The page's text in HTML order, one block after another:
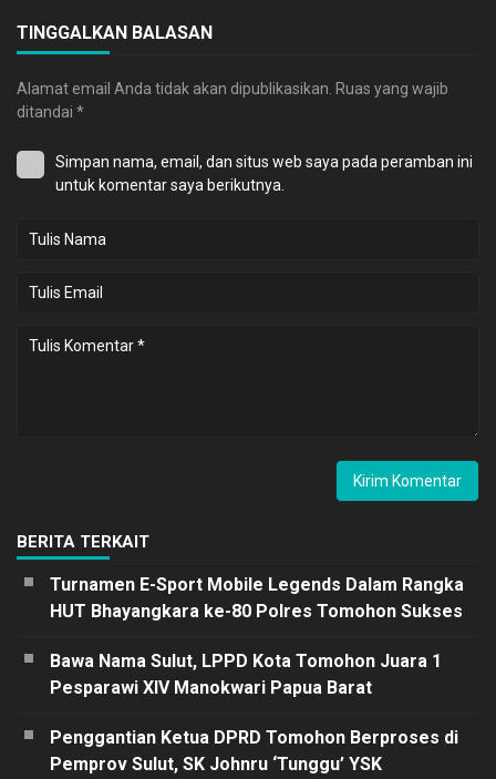
TINGGALKAN BALASAN
Alamat email Anda tidak akan dipublikasikan. Ruas yang wajib
ditandai *
Simpan nama, email, dan situs web saya pada peramban ini
untuk komentar saya berikutnya.
BERITA TERKAIT
Turnamen E-Sport Mobile Legends Dalam Rangka
HUT Bhayangkara ke-80 Polres Tomohon Sukses
Bawa Nama Sulut, LPPD Kota Tomohon Juara 1
Pesparawi XIV Manokwari Papua Barat
Penggantian Ketua DPRD Tomohon Berproses di
Pemprov Sulut, SK Johnru ‘Tunggu’ YSK